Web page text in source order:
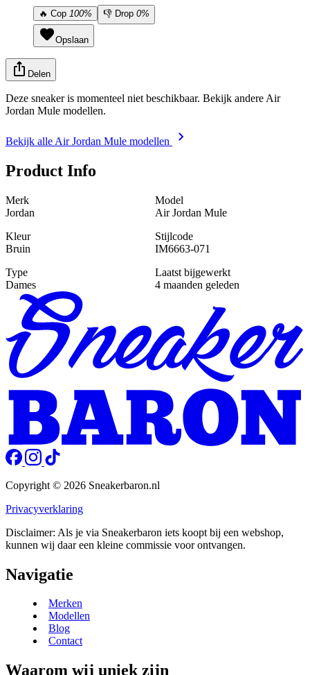
🔥 Cop 100% 👎 Drop 0%
Opslaan
Delen
Deze sneaker is momenteel niet beschikbaar. Bekijk andere Air
Jordan Mule modellen.
Bekijk alle Air Jordan Mule modellen
Product Info
Merk
Jordan
Model
Air Jordan Mule
Kleur
Bruin
Stijlcode
IM6663-071
Type
Dames
Laatst bijgewerkt
4 maanden geleden
Copyright © 2026 Sneakerbaron.nl
Privacyverklaring
Disclaimer: Als je via Sneakerbaron iets koopt bij een webshop,
kunnen wij daar een kleine commissie voor ontvangen.
Navigatie
Merken
Modellen
Blog
Contact
Waarom wij uniek zijn